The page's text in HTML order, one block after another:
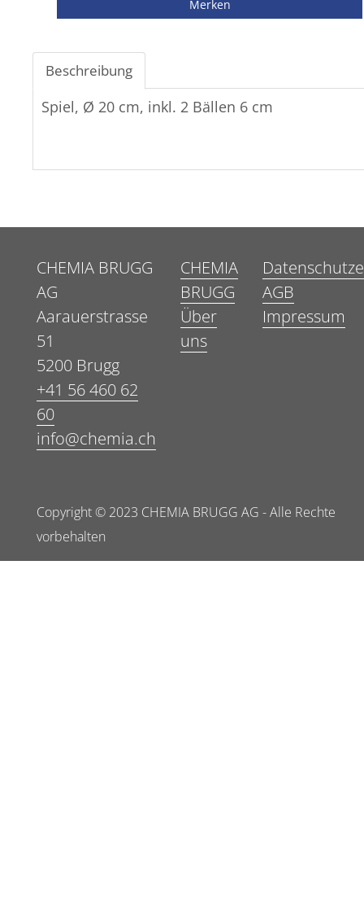
Beschreibung
Spiel, Ø 20 cm, inkl. 2 Bällen 6 cm
CHEMIA BRUGG
AG
Aarauerstrasse
51
5200 Brugg
+41 56 460 62
60
info@chemia.ch
CHEMIA
BRUGG
Über
uns
AGB
Impressum
Copyright © 2023 CHEMIA BRUGG AG - Alle Rechte
vorbehalten